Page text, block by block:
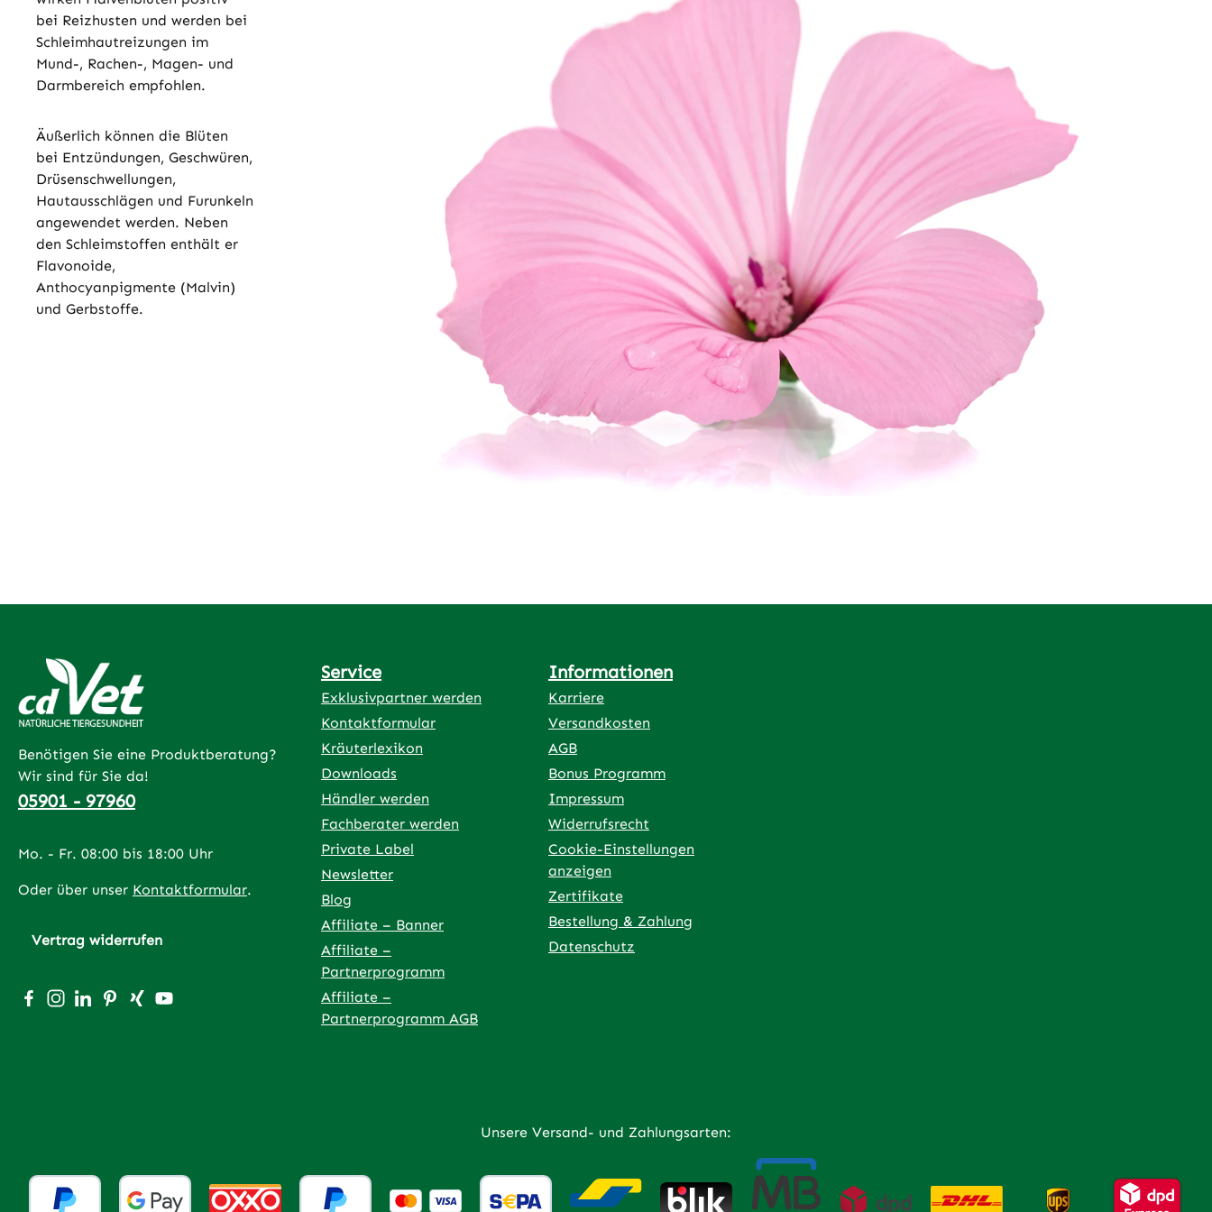
bei Reizhusten und werden bei
Schleimhautreizungen im
Mund-, Rachen-, Magen- und
Darmbereich empfohlen.
Äußerlich können die Blüten
bei Entzündungen, Geschwüren,
Drüsenschwellungen,
Hautausschlägen und Furunkeln
angewendet werden. Neben
den Schleimstoffen enthält er
Flavonoide,
Anthocyanpigmente (Malvin)
und Gerbstoffe.
Benötigen Sie eine Produktberatung?
Wir sind für Sie da!
05901 - 97960
Mo. - Fr. 08:00 bis 18:00 Uhr
Oder über unser Kontaktformular.
Vertrag widerrufen
Besuche uns auf Facebook – öffnet in neuem Tab (externer Link)
Schau auf Instagram vorbei – öffnet in neuem Tab (externer Link)
Vernetze dich mit uns auf LinkedIn – öffnet in neuem Tab (externer Link)
Lass dich auf Pinterest inspirieren – öffnet in neuem Tab (externer Link)
Vernetze dich mit uns auf Xing – öffnet in neuem Tab (externer Link)
Sieh dir unsere Videos auf YouTube an – öffnet in neuem Tab (externer Link)
Service
Exklusivpartner werden
Kontaktformular
Kräuterlexikon
Downloads
Händler werden
Fachberater werden
Private Label
Newsletter
Blog
Affiliate – Banner
Affiliate –
Partnerprogramm
Affiliate –
Partnerprogramm AGB
Informationen
Karriere
Versandkosten
AGB
Bonus Programm
Impressum
Widerrufsrecht
Cookie-Einstellungen
anzeigen
Zertifikate
Bestellung & Zahlung
Datenschutz
Unsere Versand- und Zahlungsarten: